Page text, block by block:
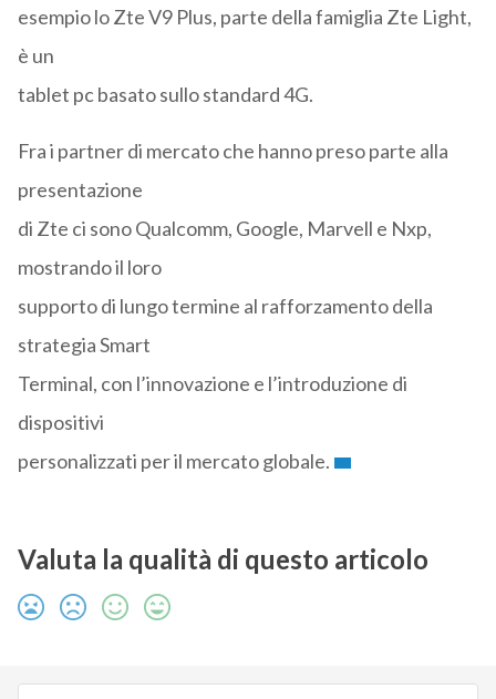
esempio lo Zte V9 Plus, parte della famiglia Zte Light,
è un
tablet pc basato sullo standard 4G.
Fra i partner di mercato che hanno preso parte alla
presentazione
di Zte ci sono Qualcomm, Google, Marvell e Nxp,
mostrando il loro
supporto di lungo termine al rafforzamento della
strategia Smart
Terminal, con l’innovazione e l’introduzione di
dispositivi
personalizzati per il mercato globale.
Valuta la qualità di questo articolo